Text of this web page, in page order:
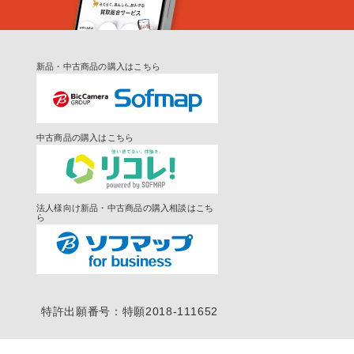
新品・中古商品の購入はこちら
中古商品の購入はこちら
法人様向け新品・中古商品の購入相談はこち
ら
特許出願番号：特願2018-111652